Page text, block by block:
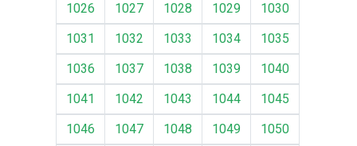
1026
1027 1028 1029
1030
1031
1032 1033 1034
1035
1036
1037 1038 1039
1040
1041
1042 1043 1044
1045
1046
1047 1048 1049
1050